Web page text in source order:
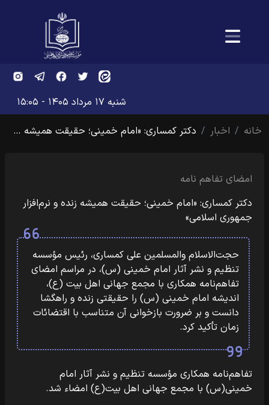
شنبه ۱۷ مرداد ۱۴۰۵ - ۱۵:۰۵
خانه
اخبار دکتر کمساری: «امام خمینی؛ حقیقت همیشه …
امضای تفاهم نامه
دکتر کمساری: «امام خمینی؛ حقیقت همیشه زنده و نرم‌افزار
جمهوری اسلامی»
حجت‌الاسلام والمسلمین علی کمساری، رئیس مؤسسه
تنظیم و نشر آثار امام خمینی (س)، در مراسم امضای
تفاهم‌نامه همکاری با مجمع جهانی اهل بیت (ع)،
اندیشه امام خمینی (س) را حقیقتی زنده و راهگشا
دانست و بر ضرورت بازخوانی آن متناسب با اقتضائات
زمان تأکید کرد.
تفاهم‌نامه همکاری مؤسسه تنظیم و نشر آثار امام
خمینی(س) با مجمع جهانی اهل بیت(ع) امضاء شد.